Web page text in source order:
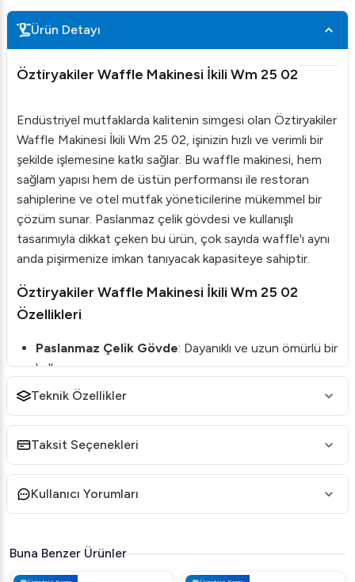
Ürün Detayı
Öztiryakiler Waffle Makinesi İkili Wm 25 02
Endüstriyel mutfaklarda kalitenin simgesi olan Öztiryakiler
Waffle Makinesi İkili Wm 25 02, işinizin hızlı ve verimli bir
şekilde işlemesine katkı sağlar. Bu waffle makinesi, hem
sağlam yapısı hem de üstün performansı ile restoran
sahiplerine ve otel mutfak yöneticilerine mükemmel bir
çözüm sunar. Paslanmaz çelik gövdesi ve kullanışlı
tasarımıyla dikkat çeken bu ürün, çok sayıda waffle'ı aynı
anda pişirmenize imkan tanıyacak kapasiteye sahiptir.
Öztiryakiler Waffle Makinesi İkili Wm 25 02
Özellikleri
Paslanmaz Çelik Gövde: Dayanıklı ve uzun ömürlü bir
kullanım sunar.
Çift Kapak: Aynı anda iki ayrı waffle pişirme imkanı
tanır.
Termostat Kontrolü
seçebilirsiniz.
Öztiryakiler Waffle Makinesi İkili Wm 25 02
Teknik Özellikler
Taksit Seçenekleri
Kullanıcı Yorumları
Buna Benzer Ürünler